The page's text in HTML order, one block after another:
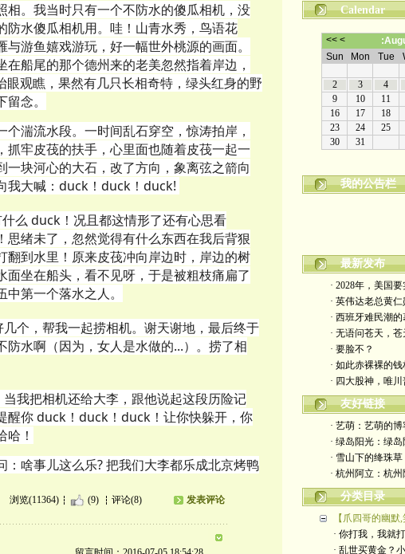
。我当时只有一个不防水的傻瓜相机，没
水傻瓜相机用。哇！山青水秀，鸟语花
游鱼嬉戏游玩，好一幅世外桃源的画面。
船尾的那个德州来的老美忽然指着岸边，
观瞧，果然有几只长相奇特，绿头红身的野
念。
湍流水段。一时间乱石穿空，惊涛拍岸，
牢皮茷的扶手，心里面也随着皮茷一起一
块河心的大石，改了方向，象离弦之箭向
我大喊：duck！duck！duck!
么 duck！况且都这情形了还有心思看
绪未了，忽然觉得有什么东西在我后背狠
到水里！原来皮茷冲向岸边时，岸边的树
坐在船头，看不见呀，于是被粗枝痛扁了
第一个落水之人。
个，帮我一起捞相机。谢天谢地，最后终于
水啊（因为，女人是水做的...）。捞了相
我把相机还给大李，跟他说起这段历险记
醒你 duck！duck！duck！让你快躲开，你
！
啥事儿这么乐? 把我们大李都乐成北京烤鸭
浏览(11364) (9) 评论(8) 发表评论
Calendar
我的公告栏
嬉笑怒骂皆文
最新发布
· 2028年，美国
· 英伟达老总黄
· 西班牙难民潮
· 无语问苍天，苍
· 要脸不？
· 如此赤裸裸的钱
· 四大股神，唯川
友好链接
· 艺萌：艺萌的博
· 绿岛阳光：绿
· 雪山下的绛珠
· 杭州阿立：杭州
分类目录
【爪四哥的幽默,
· 你打我，我就
· 乱世买黄金？